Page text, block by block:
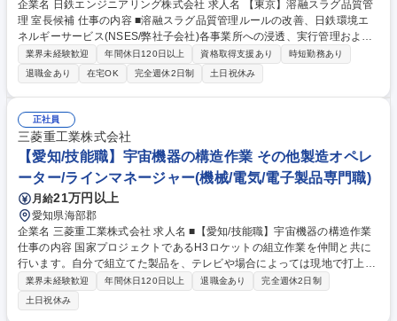
企業名 日鉄エンジニアリング株式会社 求人名 【東京】溶融スラグ品質管
理 室長候補 仕事の内容 ■溶融スラグ品質管理ルールの改善、日鉄環境エ
ネルギーサービス(NSES/弊社子会社)各事業所への浸透、実行管理および
室運営管理等のマネジメント業務 １．ICT部門と連携し、溶融スラグ品質
管理のためのデータ取り及びシステム構築 ２．NSES本社・各事業所と連
携し、弊社が進めるスラグ品質管理業務の落とし込み ３．スラグ品質トラ
ブルが発生した際に、再発防止策の策定及びNSES各事業所へ再発防止策
の浸透 ※当面は先任とマンツーマンで業務に取り組んでもらい、OJTによ
る育成を基本とします。各種マネジメントに関わる社内講座、研修受講あ
り。 募集職種 【東京】溶融スラグ品質管理 室長候補
業界未経験歓迎 年間休日120日以上 資格取得支援あり
時短勤務あり
退職金あり
在宅OK 完全週休2日制 土日祝休み
正社員
三菱重工業株式会社
【愛知/技能職】宇宙機器の構造作業 その他製造オペレ
ーター/ラインマネージャー(機械/電気/電子製品専門職)
月給21万円以上
愛知県海部郡
企業名 三菱重工業株式会社 求人名 ■【愛知/技能職】宇宙機器の構造作業
仕事の内容 国家プロジェクトであるH3ロケットの組立作業を仲間と共に
行います。自分で組立てた製品を、テレビや場合によっては現地で打上げ
の瞬間を見ることができるので、達成感や充実感を味わうことができる業
務です。 下記の構造組立作業に従事いただきます。 【機種】・H3ロケッ
ト ・HTV-X（こうのとり後継機） ・他、宇宙機器 【作業内容（具体
業界未経験歓迎 年間休日120日以上 退職金あり
完全週休2日制
土日祝休み